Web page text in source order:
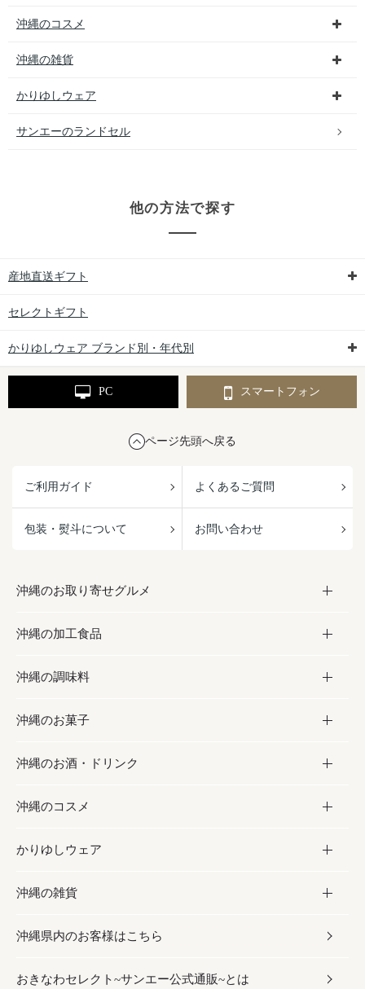
沖縄のコスメ
沖縄の雑貨
かりゆしウェア
サンエーのランドセル
他の方法で探す
産地直送ギフト
セレクトギフト
かりゆしウェア ブランド別・年代別
PC スマートフォン
ページ先頭へ戻る
ご利用ガイド よくあるご質問
包装・熨斗について お問い合わせ
沖縄のお取り寄せグルメ
お取り寄せグルメ
フルーツ・野菜
お肉
海産物
沖縄の加工食品
加工食品
缶詰／パウチ
沖縄料理
沖縄そば／乾麺
レトルト食品
乾物／粉類
沖縄の調味料
調味料
砂糖／黒砂糖
塩
お酢／ドレッシング
しょうゆ
みそ
だし／スパイス／島唐辛子
沖縄のお菓子
お菓子
黒糖
ちんすこう
伝統菓子
スナック
おつまみ
沖縄のお酒・ドリンク
お酒・ドリンク
泡盛
ビール・チューハイ
ワイン・ウィスキー・カクテル
ドリンク
沖縄のコスメ
コスメ
スキンケア
ボディケア
ヘアケア
かりゆしウェア
かりゆしウェア
メンズ
レディース
沖縄の雑貨
雑貨
沖縄ファッション
沖縄県内のお客様はこちら
おきなわセレクト~サンエー公式通販~とは